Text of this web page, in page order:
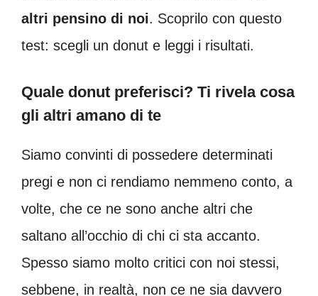
altri pensino di noi. Scoprilo con questo
test: scegli un donut e leggi i risultati.
Quale donut preferisci? Ti rivela cosa
gli altri amano di te
Siamo convinti di possedere determinati
pregi e non ci rendiamo nemmeno conto, a
volte, che ce ne sono anche altri che
saltano all’occhio di chi ci sta accanto.
Spesso siamo molto critici con noi stessi,
sebbene, in realtà, non ce ne sia davvero